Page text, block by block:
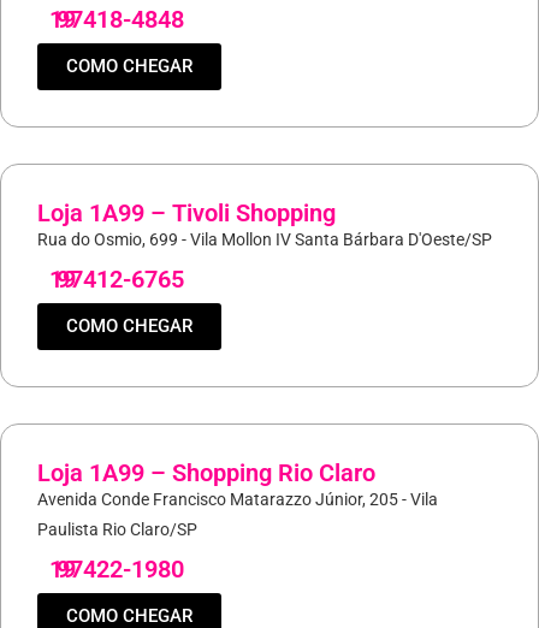
19
97418-4848
COMO CHEGAR
Loja 1A99 – Tivoli Shopping
Rua do Osmio, 699 - Vila Mollon IV Santa Bárbara D'Oeste/SP
19
97412-6765
COMO CHEGAR
Loja 1A99 – Shopping Rio Claro
Avenida Conde Francisco Matarazzo Júnior, 205 - Vila
Paulista Rio Claro/SP
19
97422-1980
COMO CHEGAR